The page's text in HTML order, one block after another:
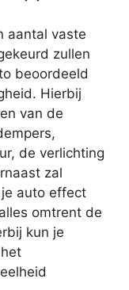
aantal vaste
zullen
beoordeeld
Hierbij
van de
de verlichting
zal
auto effect
omtrent de
kun je